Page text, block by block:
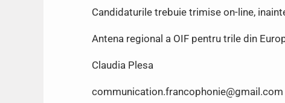
Candidaturile trebuie trimise on-line,
Antena regional a OIF pentru trile din
Claudia Plesa
communication.francophonie@gmail.com